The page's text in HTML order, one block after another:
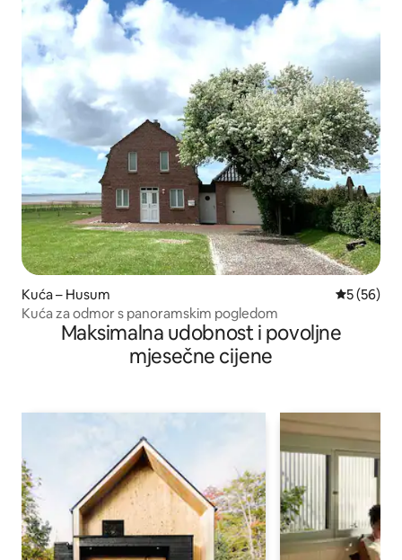
Kuća – Husum Prosječna
5 (56)
Kuća za odmor s panoramskim pogledom
Maksimalna udobnost i povoljne
mjesečne cijene